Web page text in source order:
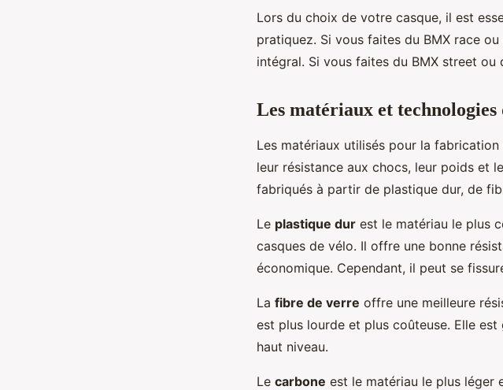
Lors du choix de votre casque, il est
pratiquez. Si vous faites du BMX race
intégral. Si vous faites du BMX street
Les matériaux et
Les matériaux utilisés pour la
leur résistance aux chocs, leur poids et
fabriqués à partir de plastique dur, de
Le plastique dur est le matériau le plus
casques de vélo. Il offre une bonne
économique. Cependant, il peut se
La fibre de verre offre une meilleure
est plus lourde et plus coûteuse. Elle
haut niveau.
Le carbone est le matériau le plus léger